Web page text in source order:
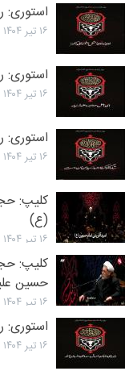
۱۶ تیر ۱۴۰۴
۱۶ تیر ۱۴۰۴
۱۶ تیر ۱۴۰۴
کلیپ:
(ع)
۱۶ تیر ۱۴۰۴
کلیپ:
حسین
۱۶ تیر ۱۴۰۴
۱۶ تیر ۱۴۰۴